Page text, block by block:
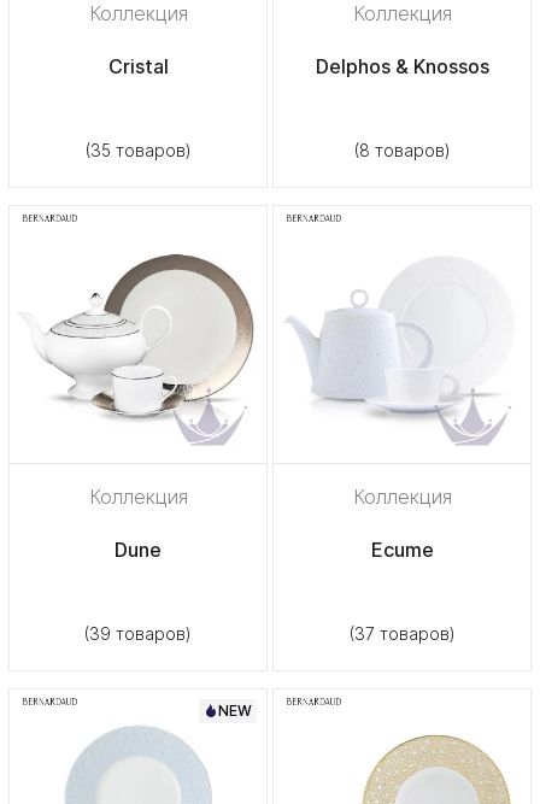
Коллекция
Cristal
(35 товаров)
Коллекция
Delphos & Knossos
(8 товаров)
Коллекция
Dune
(39 товаров)
Коллекция
Ecume
(37 товаров)
NEW